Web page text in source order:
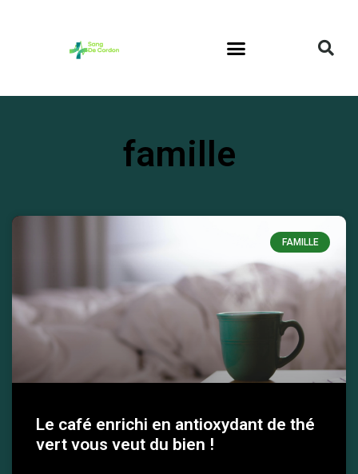
famille
FAMILLE
Le café enrichi en antioxydant de thé
vert vous veut du bien !